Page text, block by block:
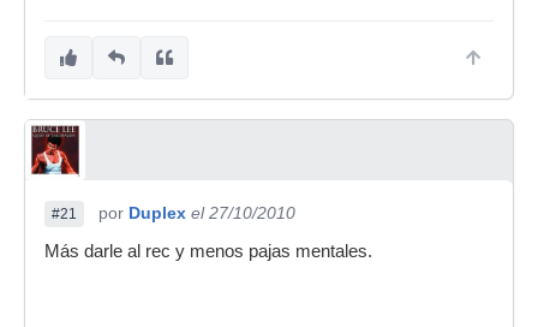
#21 por Duplex el 27/10/2010
Más darle al rec y menos pajas mentales.